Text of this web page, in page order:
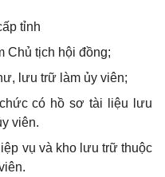
tỉnh
Chủ tịch hội đồng;
lưu trữ làm ủy viên;
có hồ sơ tài liệu lưu
viên.
vụ và kho lưu trữ thuộc